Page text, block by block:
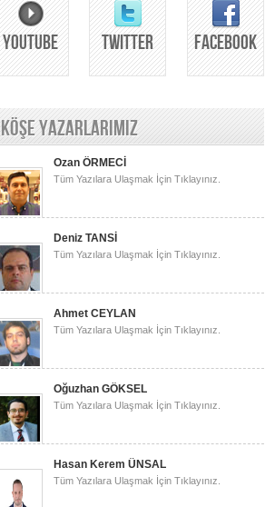
YOUTUBE TWITTER FACEBOOK
KÖŞE YAZARLARIMIZ
Ozan ÖRMECİ
Tüm Yazılara Ulaşmak İçin Tıklayınız.
Deniz TANSİ
Tüm Yazılara Ulaşmak İçin Tıklayınız.
Ahmet CEYLAN
Tüm Yazılara Ulaşmak İçin Tıklayınız.
Oğuzhan GÖKSEL
Tüm Yazılara Ulaşmak İçin Tıklayınız.
Hasan Kerem ÜNSAL
Tüm Yazılara Ulaşmak İçin Tıklayınız.